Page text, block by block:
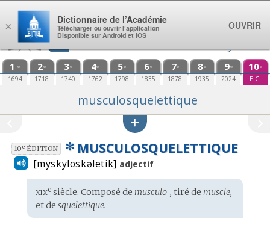
Aller au contenu
1 re
1694
2e
1718
3e
1740
4e
1762
5e
1798
6e
1835
7e
1878
8e
1935
9e
2024
10e
E.C.
musculosquelettique
10eÉDITION ✻ MUSCULOSQUELETTIQUE
[myskyloskəletik] adjectif
Étymologie
:
xixesiècle. Composé de musculo‑, tiré de muscle,
et de squelettique.
×
Dictionnaire de l’Académie
Télécharger ou ouvrir l’application
Disponible sur Android et iOS
OUVRIR